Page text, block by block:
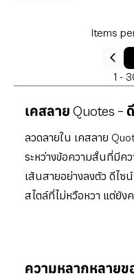
1 -
Items
เคสลาย Quotes –
ลวดลายใน เคสลาย
ระหว่างข้อความสั้นที่มีค
เส้นสายอย่างลงตัว ดีไซ
สไตล์ที่ไม่หวือหวา แต่ยัง
ความหลากหลายข